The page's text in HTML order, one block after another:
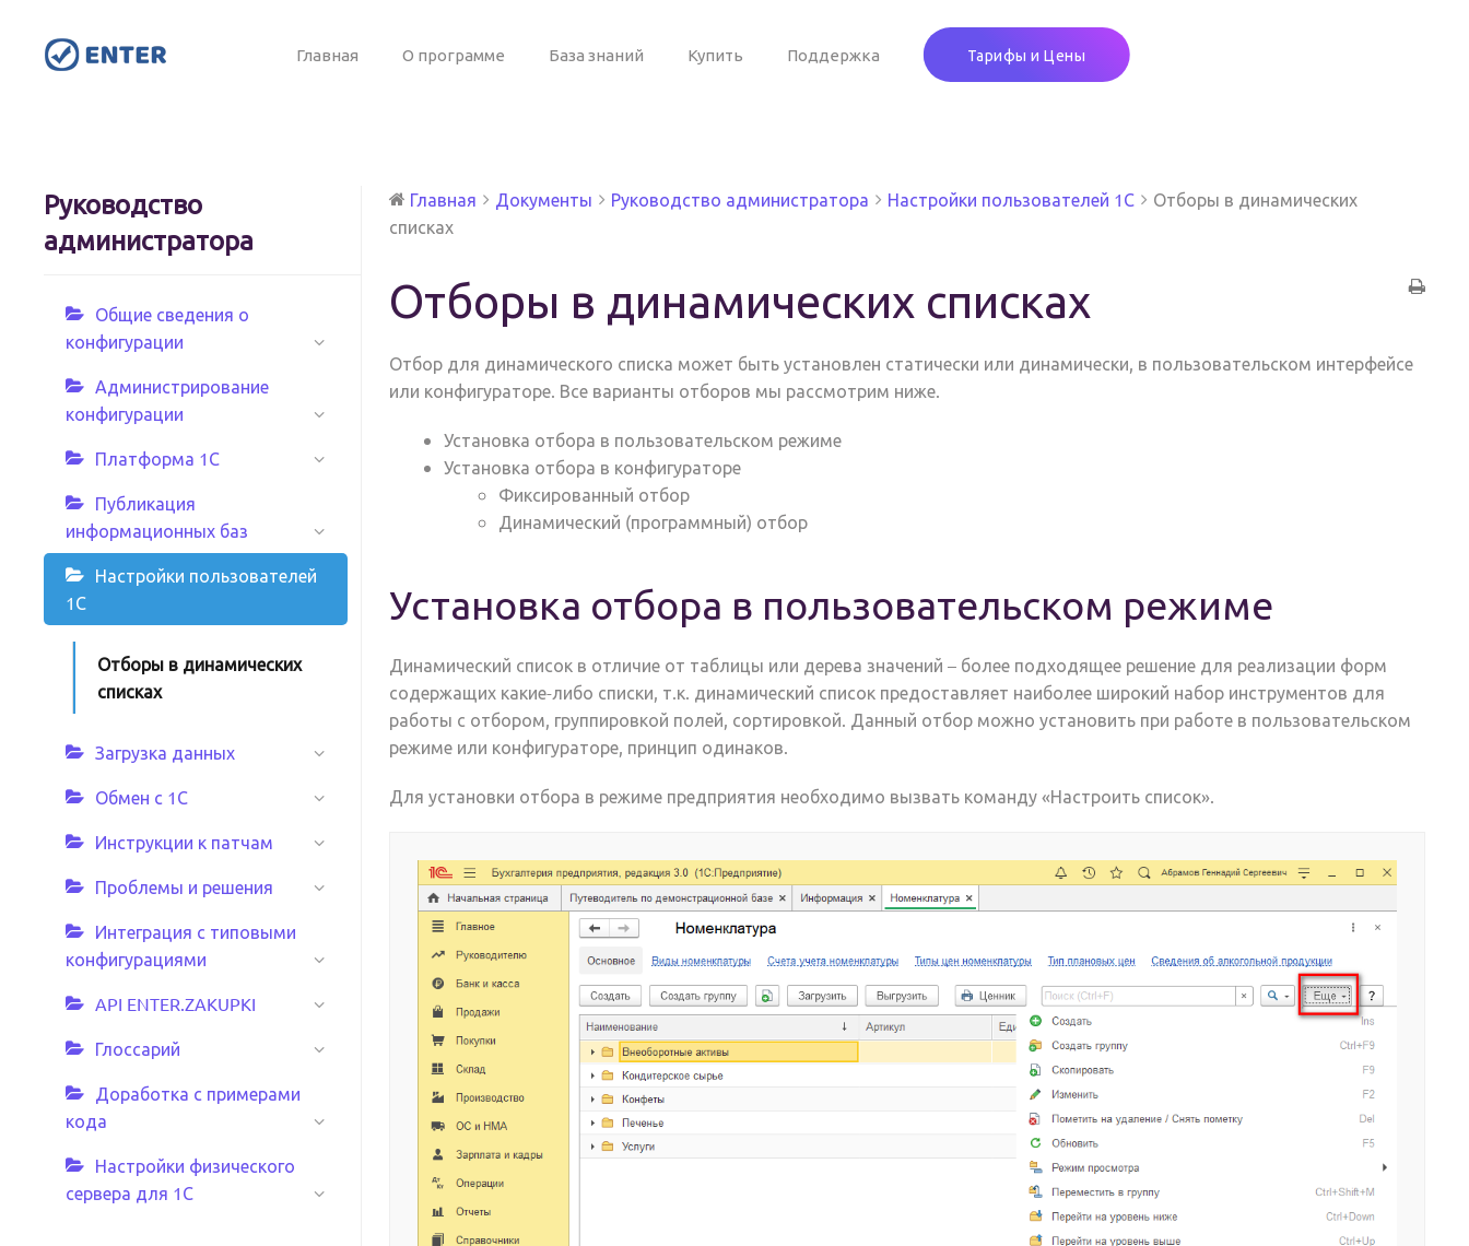
Главная О программе База знаний Купить Поддержка Тарифы и Цены
Руководство
администратора
Общие сведения о
конфигурации
Администрирование
конфигурации
Платформа 1С
Публикация
информационных баз
Настройки пользователей
1С
Отборы в динамических
списках
Загрузка данных
Обмен с 1С
Инструкции к патчам
Проблемы и решения
Интеграция с типовыми
конфигурациями
API ENTER.ZAKUPKI
Глоссарий
Доработка с примерами
кода
Настройки физического
сервера для 1С
Главная Документы Руководство администратора Настройки пользователей 1С
Отборы в динамических
списках
Отборы в динамических списках
Отбор для динамического списка может быть установлен статически или динамически, в пользовательском интерфейсе
или конфигураторе. Все варианты отборов мы рассмотрим ниже.
Установка отбора в пользовательском режиме
Установка отбора в конфигураторе
Фиксированный отбор
Динамический (программный) отбор
Установка отбора в пользовательском режиме
Динамический список в отличие от таблицы или дерева значений – более подходящее решение для реализации форм
содержащих какие-либо списки, т.к. динамический список предоставляет наиболее широкий набор инструментов для
работы с отбором, группировкой полей, сортировкой. Данный отбор можно установить при работе в пользовательском
режиме или конфигураторе, принцип одинаков.
Для установки отбора в режиме предприятия необходимо вызвать команду «Настроить список».